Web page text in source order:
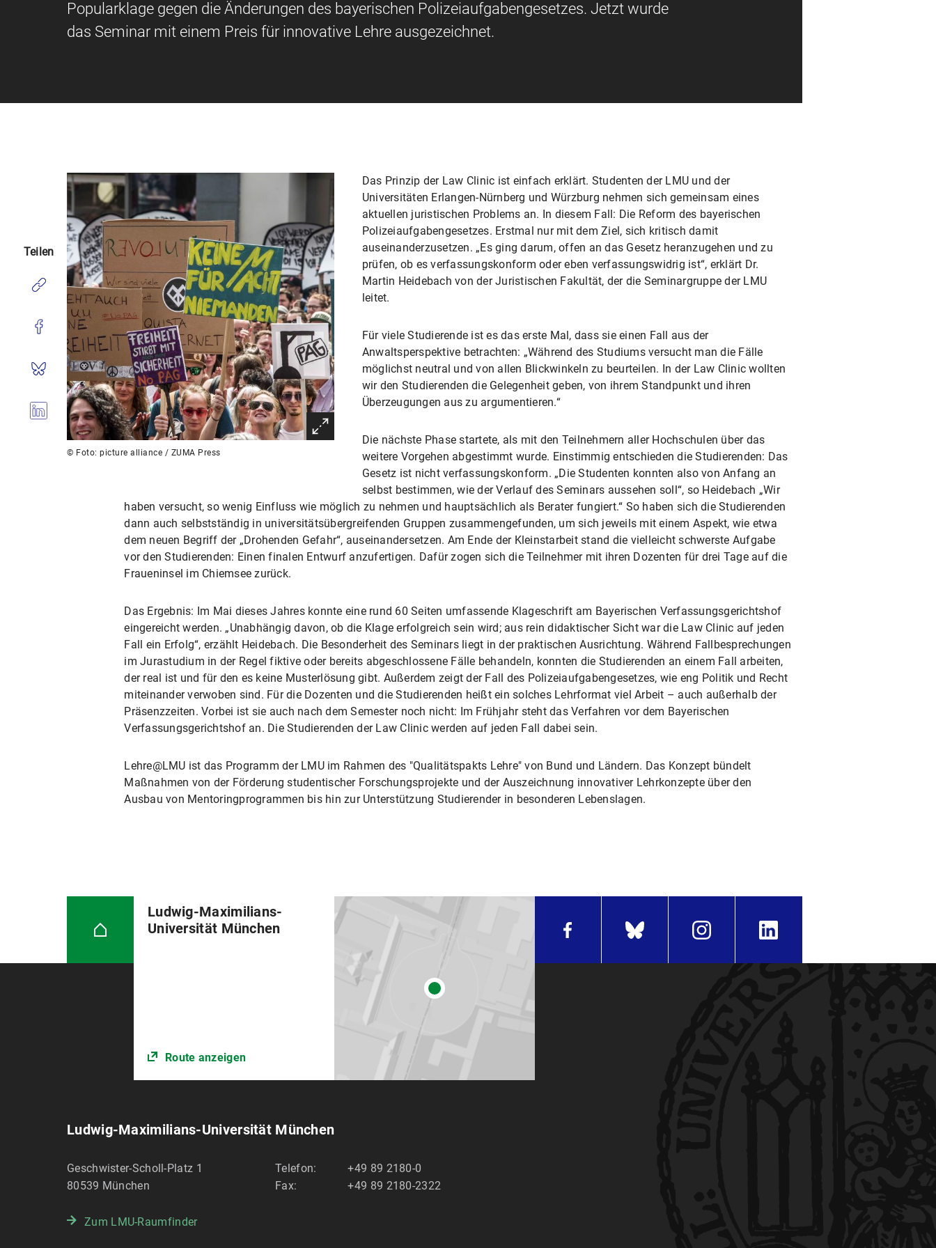
Popularklage gegen die Änderungen des bayerischen Polizeiaufgabengesetzes. Jetzt wurde
das Seminar mit einem Preis für innovative Lehre ausgezeichnet.
© Foto: picture alliance / ZUMA Press
Das Prinzip der Law Clinic ist einfach erklärt. Studenten der LMU und der
Universitäten Erlangen-Nürnberg und Würzburg nehmen sich gemeinsam eines
aktuellen juristischen Problems an. In diesem Fall: Die Reform des bayerischen
Polizeiaufgabengesetzes. Erstmal nur mit dem Ziel, sich kritisch damit
auseinanderzusetzen. „Es ging darum, offen an das Gesetz heranzugehen und zu
prüfen, ob es verfassungskonform oder eben verfassungswidrig ist“, erklärt Dr.
Martin Heidebach von der Juristischen Fakultät, der die Seminargruppe der LMU
leitet.
Für viele Studierende ist es das erste Mal, dass sie einen Fall aus der
Anwaltsperspektive betrachten: „Während des Studiums versucht man die Fälle
möglichst neutral und von allen Blickwinkeln zu beurteilen. In der Law Clinic wollten
wir den Studierenden die Gelegenheit geben, von ihrem Standpunkt und ihren
Überzeugungen aus zu argumentieren.“
Die nächste Phase startete, als mit den Teilnehmern aller Hochschulen über das
weitere Vorgehen abgestimmt wurde. Einstimmig entschieden die Studierenden: Das
Gesetz ist nicht verfassungskonform. „Die Studenten konnten also von Anfang an
selbst bestimmen, wie der Verlauf des Seminars aussehen soll“, so Heidebach „Wir
haben versucht, so wenig Einfluss wie möglich zu nehmen und hauptsächlich als Berater fungiert.“ So haben sich die Studierenden
dann auch selbstständig in universitätsübergreifenden Gruppen zusammengefunden, um sich jeweils mit einem Aspekt, wie etwa
dem neuen Begriff der „Drohenden Gefahr“, auseinandersetzen. Am Ende der Kleinstarbeit stand die vielleicht schwerste Aufgabe
vor den Studierenden: Einen finalen Entwurf anzufertigen. Dafür zogen sich die Teilnehmer mit ihren Dozenten für drei Tage auf die
Fraueninsel im Chiemsee zurück.
Das Ergebnis: Im Mai dieses Jahres konnte eine rund 60 Seiten umfassende Klageschrift am Bayerischen Verfassungsgerichtshof
eingereicht werden. „Unabhängig davon, ob die Klage erfolgreich sein wird; aus rein didaktischer Sicht war die Law Clinic auf jeden
Fall ein Erfolg“, erzählt Heidebach. Die Besonderheit des Seminars liegt in der praktischen Ausrichtung. Während Fallbesprechungen
im Jurastudium in der Regel fiktive oder bereits abgeschlossene Fälle behandeln, konnten die Studierenden an einem Fall arbeiten,
der real ist und für den es keine Musterlösung gibt. Außerdem zeigt der Fall des Polizeiaufgabengesetzes, wie eng Politik und Recht
miteinander verwoben sind. Für die Dozenten und die Studierenden heißt ein solches Lehrformat viel Arbeit – auch außerhalb der
Präsenzzeiten. Vorbei ist sie auch nach dem Semester noch nicht: Im Frühjahr steht das Verfahren vor dem Bayerischen
Verfassungsgerichtshof an. Die Studierenden der Law Clinic werden auf jeden Fall dabei sein.
Lehre@LMU ist das Programm der LMU im Rahmen des "Qualitätspakts Lehre" von Bund und Ländern. Das Konzept bündelt
Maßnahmen von der Förderung studentischer Forschungsprojekte und der Auszeichnung innovativer Lehrkonzepte über den
Ausbau von Mentoringprogrammen bis hin zur Unterstützung Studierender in besonderen Lebenslagen.
Teilen
Ludwig-Maximilians-
Universität München
Route anzeigen
Ludwig-Maximilians-Universität München
Geschwister-Scholl-Platz 1
80539 München
Telefon:
+49 89 2180-0
Fax:
+49 89 2180-2322
Zum LMU-Raumfinder